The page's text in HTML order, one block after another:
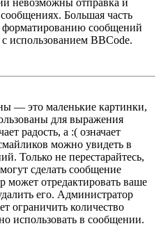
Большая часть
сообщений
использованием BBCode.
— это маленькие картинки,
для выражения
радость, а :( означает
можно увидеть в
Только не перестарайтесь,
сделать сообщение
может отредактировать ваше
его. Администратор
ограничить количество
использовать в сообщении.